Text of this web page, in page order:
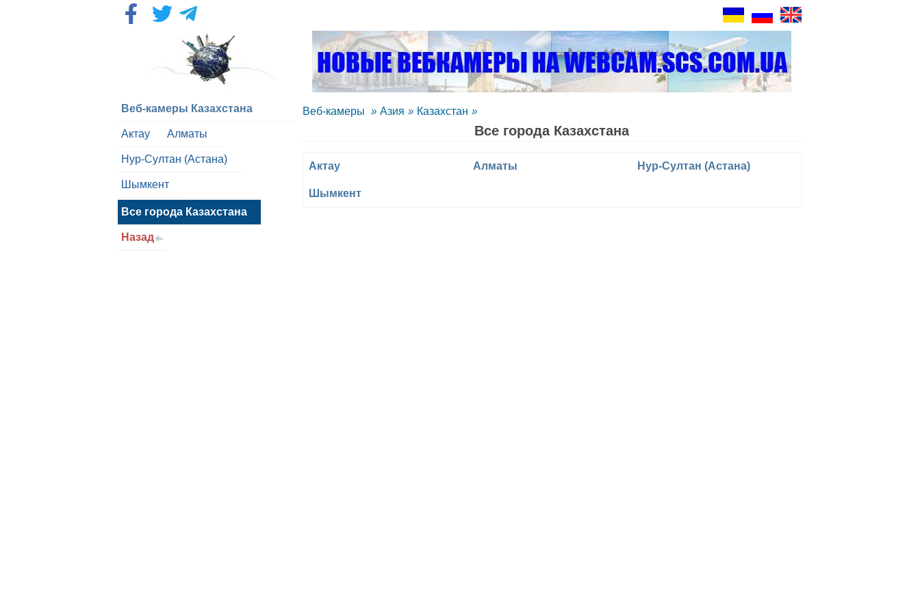
Веб-камеры Казахстана
Актау Алматы
Нур-Султан (Астана)
Шымкент
Все города Казахстана
Назад
Веб-камеры » Азия » Казахстан »
Все города Казахстана
Актау Алматы Нур-Султан (Астана)
Шымкент